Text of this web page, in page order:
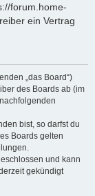
forum.home-
ein Vertrag
„das Board“)
des Boards ab (im
bist, so darfst du
Boards gelten
und kann
gekündigt